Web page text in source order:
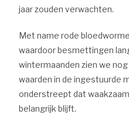
jaar zouden verwachten.
Met name rode
waardoor besmettingen
wintermaanden zien we
waarden in de ingestuurde
onderstreept dat
belangrijk blijft.